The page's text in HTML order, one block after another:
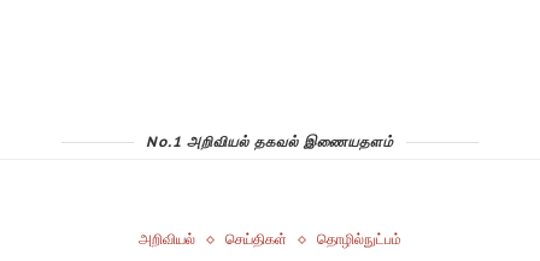
No.1 அறிவியல் தகவல் இணையதளம்
அறிவியல் செய்திகள் தொழில்நுட்பம்